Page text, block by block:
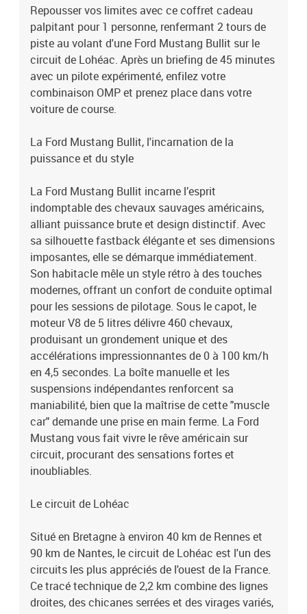
accélérations impressionnantes de 0 à 100 km/h en 4,5 secondes.
La boîte manuelle et les suspensions indépendantes renforcent sa
maniabilité, bien que la maîtrise de cette "muscle car" demande
une prise en main ferme. La Ford Mustang vous fait vivre le rêve
américain sur circuit, procurant des sensations fortes et
inoubliables.Le circuit de LohéacSitué en Bretagne à environ 40
km de Rennes et 90 km de Nantes, le circuit de Lohéac est l'un des
circuits les plus appréciés de l'ouest de la France. Ce tracé
serrées et des virages variés, offrant un défi à la fois rapide et
technique pour les pilotes. Il comprend une longue ligne droite de
ses courbes exigent réactivité et précision. Le circuit de Lohéac est
le terrain parfait pour tester vos compétences au volant, que vous
soyez débutant ou pilote aguerri.Stage de pilotage : 2 tours sur le
circuit de Lohéac en Ford Mustang Bullit
Repousser vos limites avec ce coffret cadeau
palpitant pour 1 personne, renfermant 2 tours de
piste au volant d'une Ford Mustang Bullit sur le
circuit de Lohéac. Après un briefing de 45 minutes
avec un pilote expérimenté, enfilez votre
combinaison OMP et prenez place dans votre
voiture de course.
La Ford Mustang Bullit, l'incarnation de la
puissance et du style
La Ford Mustang Bullit incarne l’esprit
indomptable des chevaux sauvages américains,
alliant puissance brute et design distinctif. Avec
sa silhouette fastback élégante et ses dimensions
imposantes, elle se démarque immédiatement.
Son habitacle mêle un style rétro à des touches
modernes, offrant un confort de conduite optimal
pour les sessions de pilotage. Sous le capot, le
moteur V8 de 5 litres délivre 460 chevaux,
produisant un grondement unique et des
accélérations impressionnantes de 0 à 100 km/h
en 4,5 secondes. La boîte manuelle et les
suspensions indépendantes renforcent sa
maniabilité, bien que la maîtrise de cette "muscle
car" demande une prise en main ferme. La Ford
Mustang vous fait vivre le rêve américain sur
circuit, procurant des sensations fortes et
inoubliables.
Le circuit de Lohéac
Situé en Bretagne à environ 40 km de Rennes et
90 km de Nantes, le circuit de Lohéac est l'un des
circuits les plus appréciés de l'ouest de la France.
Ce tracé technique de 2,2 km combine des lignes
droites, des chicanes serrées et des virages variés,